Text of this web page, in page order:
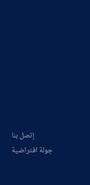
إتصل بنا
جولة افتراضية